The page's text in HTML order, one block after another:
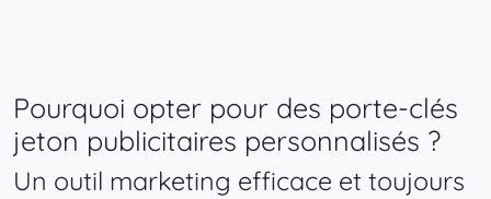
Pourquoi opter pour des porte-clés
jeton publicitaires personnalisés ?
Un outil marketing efficace et toujours